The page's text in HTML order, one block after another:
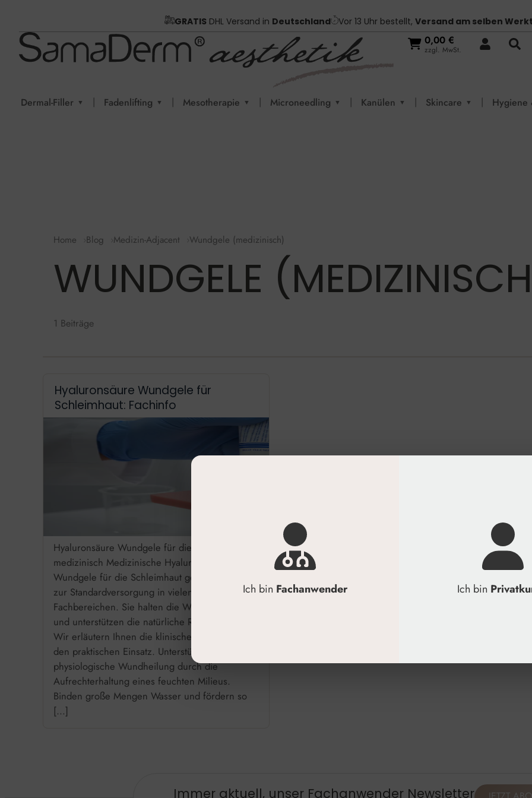
GRATIS DHL Versand in Deutschland Vor 13 Uhr bestellt, Versand am selben
0,00 €
zzgl. MwSt.
Dermal-Filler ▼ | Fadenlifting ▼ | Mesotherapie ▼ | Microneedling ▼ | Kanülen ▼ | Skincare ▼ | Hygiene
Home Blog Medizin-Adjacent Wundgele (medizinisch)
WUNDGELE
1 Beiträge
Hyaluronsäure Wundgele für
Schleimhaut: Fachinfo
Hyaluronsäure Wundgele für die Schleimhaut
medizinisch Medizinische Hyaluronsäure-
Wundgele für die Schleimhaut gehören heute
zur Standardversorgung in vielen
Fachbereichen. Sie halten die Wunde feucht
und unterstützen die natürliche Regeneration.
Wir erläutern Ihnen die klinische Relevanz und
den praktischen Einsatz. Unterstützen die
physiologische Wundheilung durch die
Aufrechterhaltung eines feuchten Milieus.
Binden große Mengen Wasser und fördern so
[…]
Immer aktuell, unser Fachanwender Newsletter
Ich bin Fachanwender Ich bin